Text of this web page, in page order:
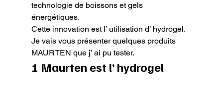
technologie de boissons et gels
énergétiques.
Cette innovation est l’ utilisation d’ hydrogel.
Je vais vous présenter quelques produits
MAURTEN que j’ ai pu tester.
1 Maurten est l’ hydrogel